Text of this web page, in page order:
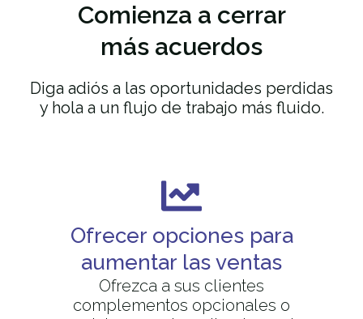
Comienza a cerrar
más acuerdos
Diga adiós a las oportunidades perdidas
y hola a un flujo de trabajo más fluido.
Ofrecer opciones para
aumentar las ventas
Ofrezca a sus clientes
complementos opcionales o